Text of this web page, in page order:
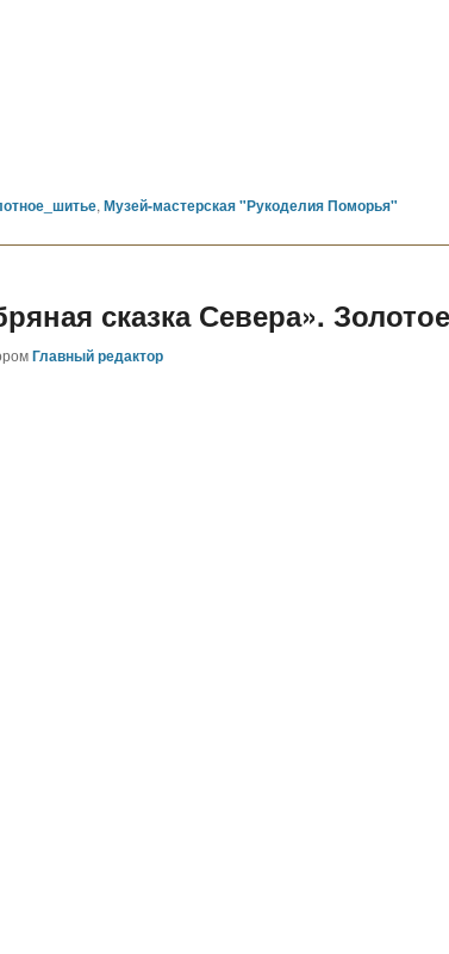
, Музей-мастерская "Рукоделия Поморья"
сказка Севера».
Главный редактор